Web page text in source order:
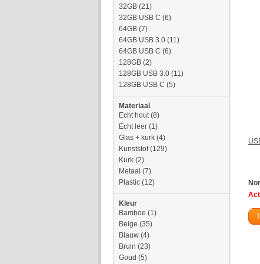
32GB (21)
32GB USB C (6)
64GB (7)
64GB USB 3.0 (11)
64GB USB C (6)
128GB (2)
128GB USB 3.0 (11)
128GB USB C (5)
Materiaal
Echt hout(8)
Echt leer (1)
Glas + kurk (4)
Kunststof(129)
Kurk (2)
Metaal (7)
Plastic (12)
Kleur
Bamboe (1)
Beige (35)
Blauw (4)
Bruin (23)
Goud (5)